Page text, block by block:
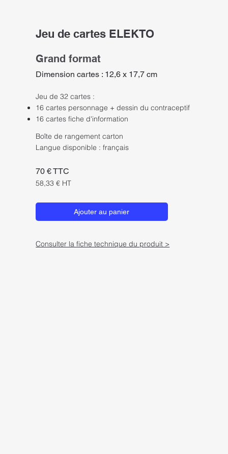
Jeu de cartes ELEKTO
Grand format
Dimension cartes : 12,6 x 17,7 cm
Jeu de 32 cartes :
16 cartes personnage + dessin du contraceptif
16 cartes fiche d'information
Boîte de rangement carton
​Langue disponible : français
70 € TTC
58,33 € HT
Ajouter au panier
Consulter la fiche technique du produit >